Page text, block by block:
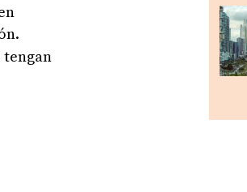
tengan